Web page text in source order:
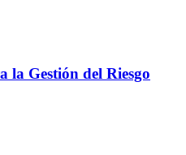
la Gestión del Riesgo